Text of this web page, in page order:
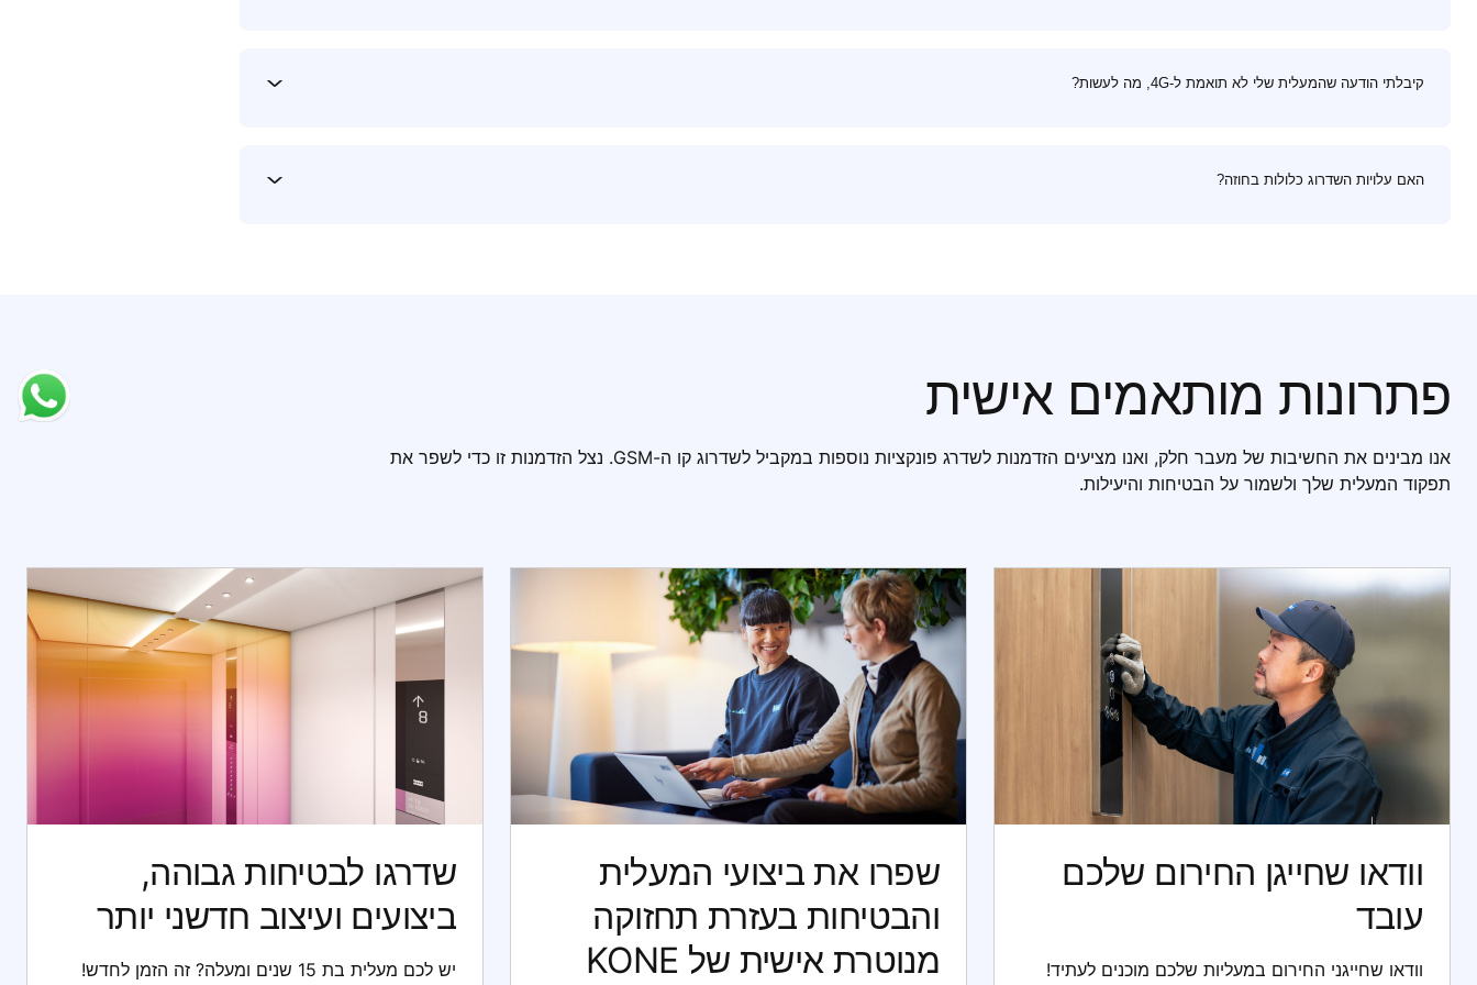
קיבלתי הודעה שהמעלית שלי לא תואמת ל-4G, מה לעשות?
האם עלויות השדרוג כלולות בחוזה?
פתרונות מותאמים אישית
אנו מבינים את החשיבות של מעבר חלק, ואנו מציעים הזדמנות לשדרג פונקציות נוספות במקביל לשדרוג קו ה-GSM. נצל הזדמנות זו כדי לשפר את
תפקוד המעלית שלך ולשמור על הבטיחות והיעילות.
וודאו שחייגן החירום שלכם
עובד
וודאו שחייגני החירום במעליות שלכם מוכנים לעתיד!
שפרו את ביצועי המעלית
והבטיחות בעזרת תחזוקה
מנוטרת אישית של KONE
שדרגו לבטיחות גבוהה,
ביצועים ועיצוב חדשני יותר
יש לכם מעלית בת 15 שנים ומעלה? זה הזמן לחדש!